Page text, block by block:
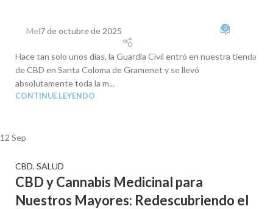
Mel7 de octubre de 2025 0
Hace tan solo unos días, la Guardia Civil entró en nuestra tienda
de CBD en Santa Coloma de Gramenet y se llevó
absolutamente toda la m...
CONTINUE LEYENDO
12 Sep
CBD, SALUD
CBD y Cannabis Medicinal para
Nuestros Mayores: Redescubriendo el